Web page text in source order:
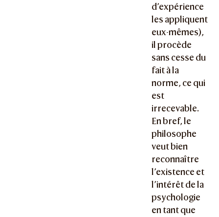
d’expérience
les appliquent
eux-mêmes),
il procède
sans cesse du
fait à la
norme, ce qui
est
irrecevable.
En bref, le
philosophe
veut bien
reconnaître
l’existence et
l’intérêt de la
psychologie
en tant que